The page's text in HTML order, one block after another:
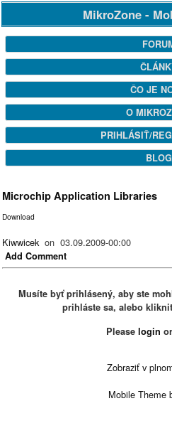
MikroZone -
ČO JE
O
PRIHLÁSIŤ/
BLOG
Microchip Application Libraries
Download
Kiwwicekon 03.09.2009-00:00
Add Comment
Musíte byť prihlásený, aby ste
prihláste sa, alebo
Please login or
Zobraziť v
Mobile Theme